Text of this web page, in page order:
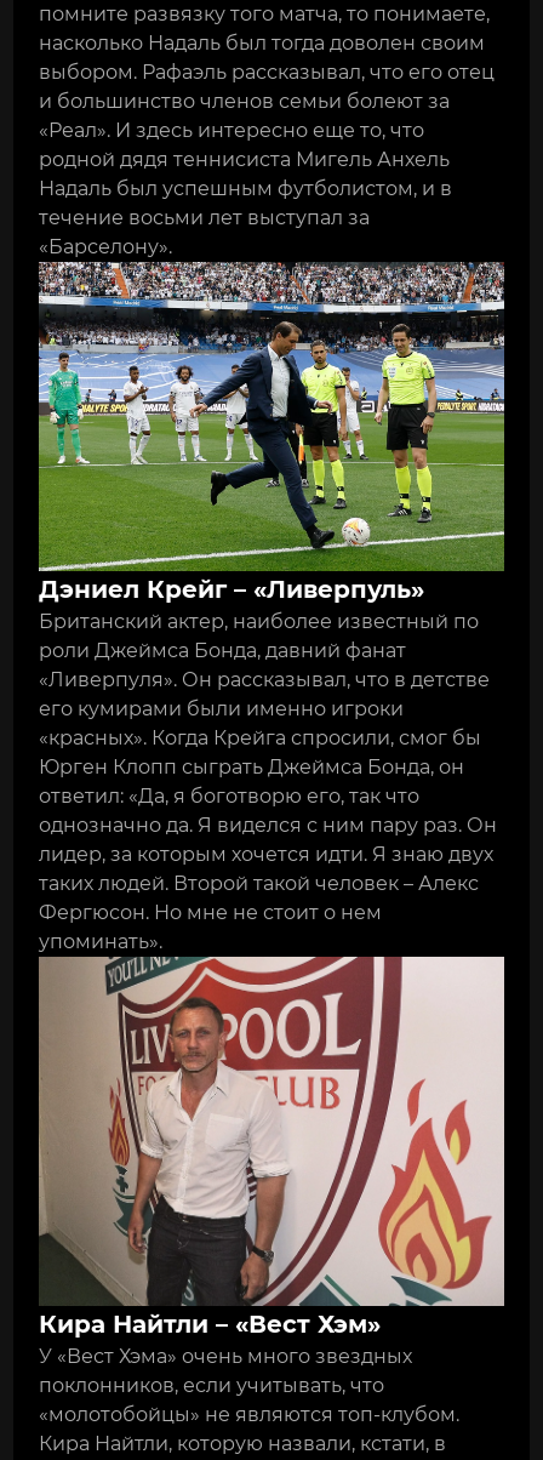
помните развязку того матча, то понимаете,
насколько Надаль был тогда доволен своим
выбором. Рафаэль рассказывал, что его отец
и большинство членов семьи болеют за
«Реал». И здесь интересно еще то, что
родной дядя теннисиста Мигель Анхель
Надаль был успешным футболистом, и в
течение восьми лет выступал за
«Барселону».
Дэниел Крейг – «Ливерпуль»
Британский актер, наиболее известный по
роли Джеймса Бонда, давний фанат
«Ливерпуля». Он рассказывал, что в детстве
его кумирами были именно игроки
«красных». Когда Крейга спросили, смог бы
Юрген Клопп сыграть Джеймса Бонда, он
ответил: «Да, я боготворю его, так что
однозначно да. Я виделся с ним пару раз. Он
лидер, за которым хочется идти. Я знаю двух
таких людей. Второй такой человек – Алекс
Фергюсон. Но мне не стоит о нем
упоминать».
Кира Найтли – «Вест Хэм»
У «Вест Хэма» очень много звездных
поклонников, если учитывать, что
«молотобойцы» не являются топ-клубом.
Кира Найтли, которую назвали, кстати, в